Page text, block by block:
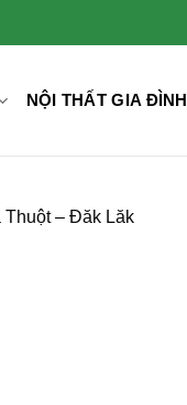
NỘI THẤT GIA ĐÌNH
Thuột – Đăk Lăk